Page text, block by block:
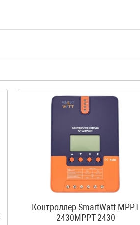
Контроллер SmartWatt MPPT
2430MPPT 2430